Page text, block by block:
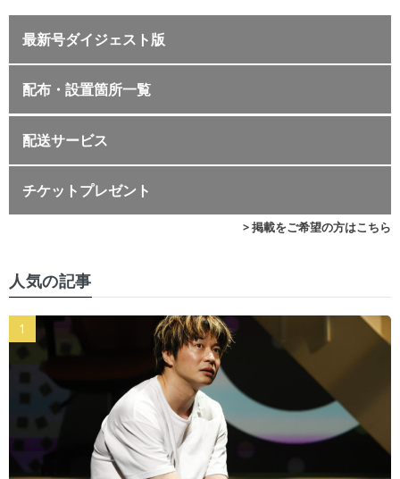
最新号ダイジェスト版
配布・設置箇所一覧
配送サービス
チケットプレゼント
> 掲載をご希望の方はこちら
人気の記事